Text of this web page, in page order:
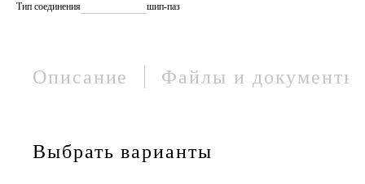
Тип соединения
шип-паз
Описание Файлы и документы
Выбрать варианты